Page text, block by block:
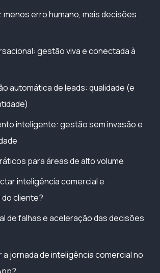
menos erro humano, mais decisões
gestão viva e conectada à
automática de leads: qualidade (e
inteligente: gestão sem invasão e
para áreas de alto volume
inteligência comercial e
cliente?
de falhas e aceleração das decisões
a jornada de inteligência comercial no